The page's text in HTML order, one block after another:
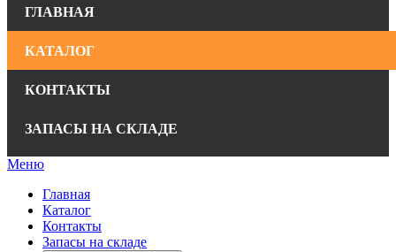
ГЛАВНАЯ
КАТАЛОГ
КОНТАКТЫ
ЗАПАСЫ НА СКЛАДЕ
Меню
Главная
Каталог
Контакты
Запасы на складе